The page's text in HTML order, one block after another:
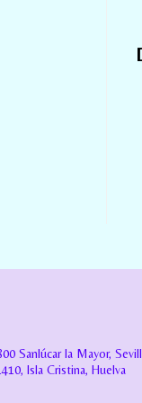
Sanlúcar la Mayor,
Isla Cristina, Huelva